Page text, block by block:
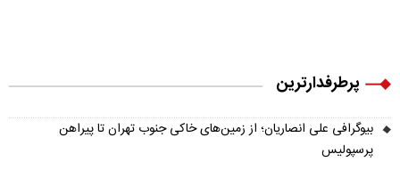
پرطرفدارترین
بیوگرافی علی انصاریان؛ از زمین‌های خاکی جنوب تهران تا پیراهن
پرسپولیس